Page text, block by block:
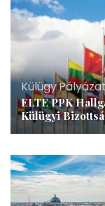
Külügy,
ELTE PPK
Külügyi